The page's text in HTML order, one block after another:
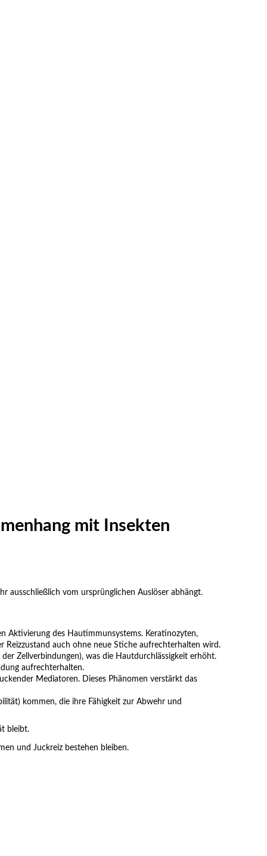
mit Insekten
ausschließlich vom ursprünglichen Auslöser abhängt.
Aktivierung des Hautimmunsystems. Keratinozyten,
auch ohne neue Stiche aufrechterhalten wird.
Zellverbindungen), was die Hautdurchlässigkeit erhöht.
aufrechterhalten.
Mediatoren. Dieses Phänomen verstärkt das
kommen, die ihre Fähigkeit zur Abwehr und
bleibt.
und Juckreiz bestehen bleiben.